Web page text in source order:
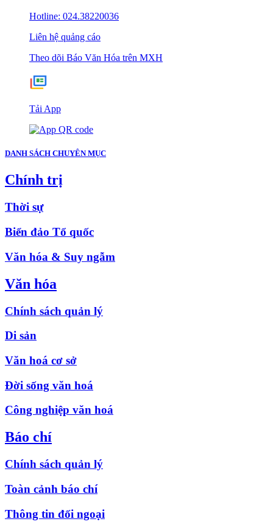
Hotline: 024.38220036
Liên hệ quảng cáo
Theo dõi Báo Văn Hóa trên MXH
Tải App
DANH SÁCH CHUYÊN MỤC
Chính trị
Thời sự
Biển đảo Tổ quốc
Văn hóa & Suy ngẫm
Văn hóa
Chính sách quản lý
Di sản
Văn hoá cơ sở
Đời sống văn hoá
Công nghiệp văn hoá
Báo chí
Chính sách quản lý
Toàn cảnh báo chí
Thông tin đối ngoại